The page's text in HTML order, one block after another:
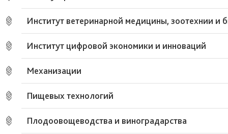
Институт ветеринарной медицины, зоотехнии и
Институт цифровой экономики и инноваций
Механизации
Пищевых технологий
Плодоовощеводства и виноградарства